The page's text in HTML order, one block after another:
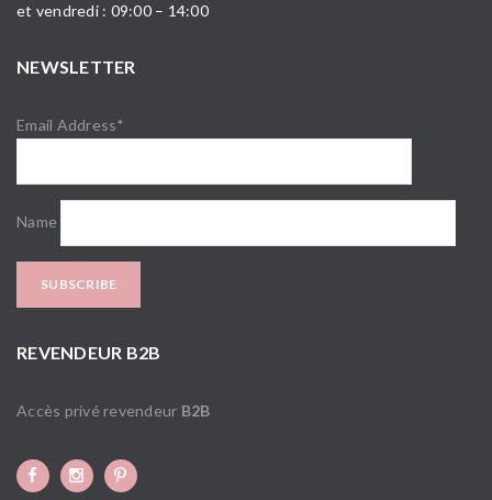
et vendredi : 09:00 – 14:00
NEWSLETTER
Email Address*
Name
REVENDEUR B2B
Accès privé revendeur B2B